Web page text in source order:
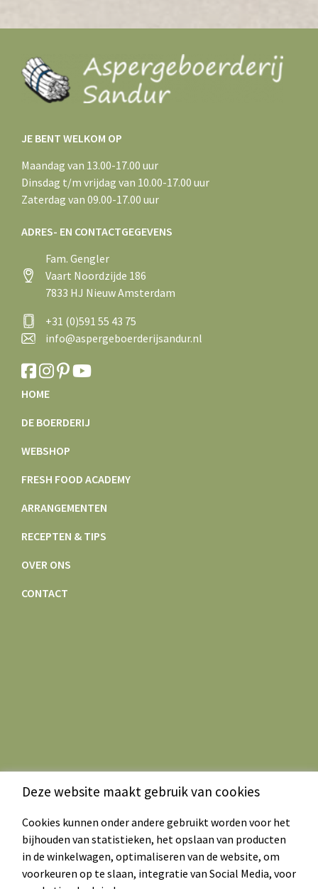
JE BENT WELKOM OP
Maandag van 13.00-17.00 uur
Dinsdag t/m vrijdag van 10.00-17.00 uur
Zaterdag van 09.00-17.00 uur
ADRES- EN CONTACTGEGEVENS
Fam. Gengler
Vaart Noordzijde 186
7833 HJ Nieuw Amsterdam
+31 (0)591 55 43 75
info@aspergeboerderijsandur.nl
HOME
DE BOERDERIJ
WEBSHOP
FRESH FOOD ACADEMY
ARRANGEMENTEN
RECEPTEN & TIPS
OVER ONS
CONTACT
Deze website maakt gebruik van cookies
Cookies kunnen onder andere gebruikt worden voor het
bijhouden van statistieken, het opslaan van producten
in de winkelwagen, optimaliseren van de website, om
voorkeuren op te slaan, integratie van Social Media, voor